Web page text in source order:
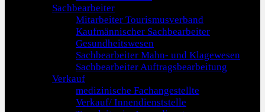
Sachbearbeiter
Mitarbeiter Tourismusverband
Kaufmännischer Sachbearbeiter
Gesundheitswesen
Sachbearbeiter Mahn- und Klagewesen
Sachbearbeiter Auftragsbearbeitung
Verkauf
medizinische Fachangestellte
Verkauf/ Innendienststelle